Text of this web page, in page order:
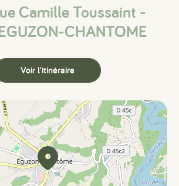
Camille Toussaint -
CHANTOME
Voir l'itinéraire